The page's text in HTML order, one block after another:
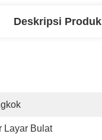
Deskripsi Produk
Layar Bulat